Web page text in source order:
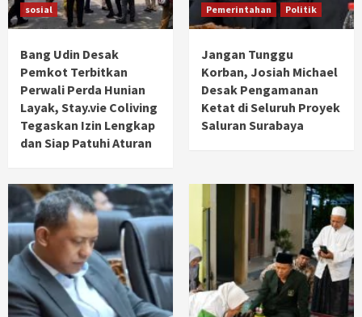
sosial
Bang Udin Desak
Pemkot Terbitkan
Perwali Perda Hunian
Layak, Stay.vie Coliving
Tegaskan Izin Lengkap
dan Siap Patuhi Aturan
Pemerintahan Politik
Jangan Tunggu
Korban, Josiah Michael
Desak Pengamanan
Ketat di Seluruh Proyek
Saluran Surabaya